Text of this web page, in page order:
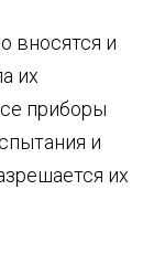
вносятся и
их
приборы
и
их